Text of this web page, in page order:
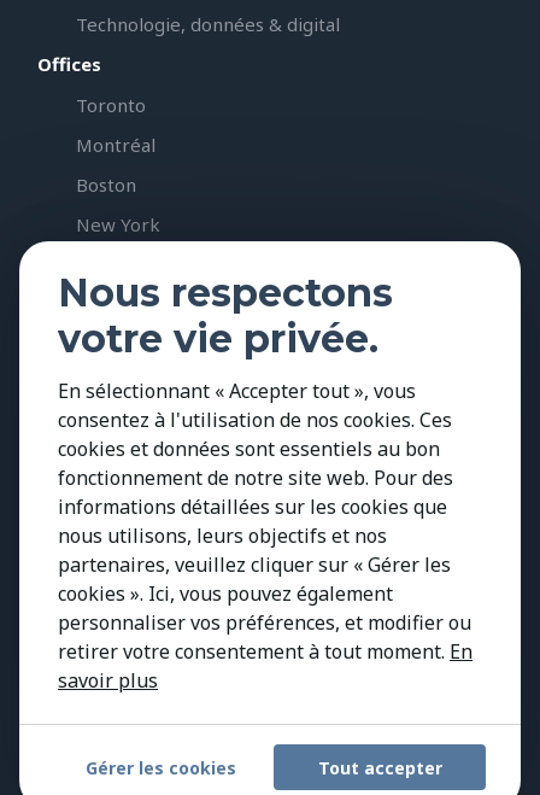
Technologie, données & digital
Offices
Toronto
Montréal
Boston
New York
Vancouver
Calgary
Ressources & Perspectives
Études de cas
Environnement social et gouvernance
Perspectives
Confidentialité
Politique de Cookies
Contact
Copyright 2026 Kestria ry. All Rights Reserved.
Nous respectons
votre vie privée.
En sélectionnant « Accepter tout », vous
consentez à l'utilisation de nos cookies. Ces
cookies et données sont essentiels au bon
fonctionnement de notre site web. Pour des
informations détaillées sur les cookies que
nous utilisons, leurs objectifs et nos
partenaires, veuillez cliquer sur « Gérer les
cookies ». Ici, vous pouvez également
personnaliser vos préférences, et modifier ou
retirer votre consentement à tout moment. En
savoir plus
Gérer les cookies Tout accepter